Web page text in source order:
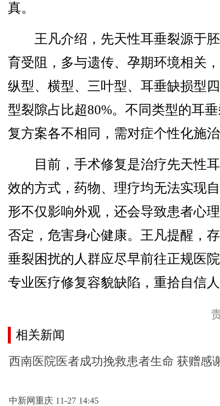
真。
王凡介绍，先天性耳垂裂源于胚
育受阻，多与遗传、孕期环境相关
纵型、横型、三叶型、耳垂缺损型
型裂隙占比超80%。不同类型的耳
复方案各不相同，需对症个性化施
目前，手术修复是治疗先天性耳
效的方式，药物、理疗均无法实现
形不仅影响外观，还会导致患者心
否定，危害身心健康。王凡提醒，
垂裂困扰的人群应尽早前往正规医
专业医疗修复容貌缺陷，重拾自信
相关新闻
西南医院医者成功挽救患者生命 获赠感
中新网重庆 11-27 14:45